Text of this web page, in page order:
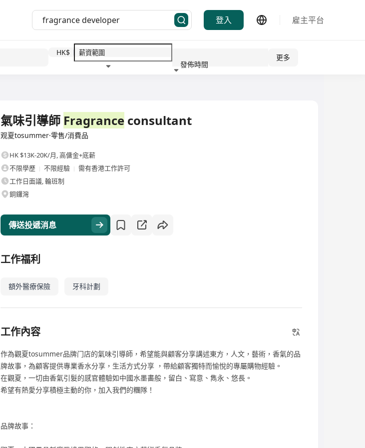
登入 雇主平台
HK$
發佈時間
更多
氣味引導師 Fragrance consultant
观夏tosummer·零售/消費品
HK $13K-20K/月,高傭金+底薪
不限學歷
不限經驗
需有香港工作許可
工作日面議, 輪班制
銅鑼灣
傳送投遞消息
工作福利
額外醫療保險 牙科計劃
工作內容
作為觀夏tosummer品牌门店的氣味引導師，希望能與顧客分享講述東方，人文，藝術，香氣的品
牌故事，為顧客提供專業香水分享，生活方式分享 ，帶給顧客獨特而愉悅的專屬購物經驗。
在觀夏，一切由香氣引髮的感官體驗如中國水墨畵般，留白、寫意、雋永、悠長。
希望有熱愛分享積極主動的你，加入我們的糰隊！
品牌故事：